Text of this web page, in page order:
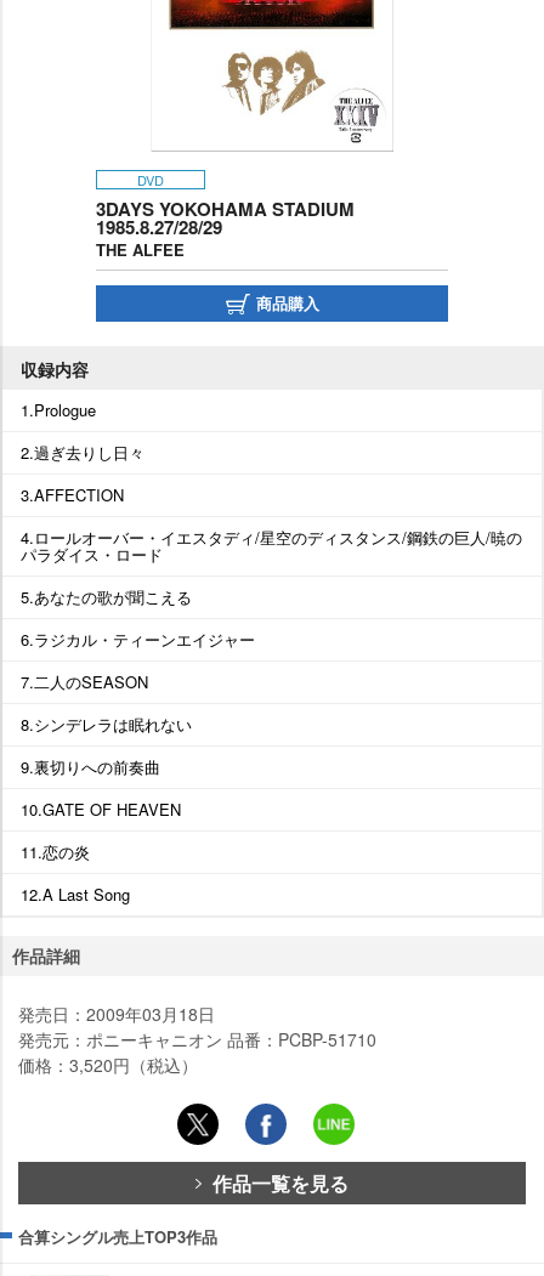
DVD
3DAYS YOKOHAMA STADIUM
1985.8.27/28/29
THE ALFEE
商品購入
収録内容
1.Prologue
2.過ぎ去りし日々
3.AFFECTION
4.ロールオーバー・イエスタディ/星空のディスタンス/鋼鉄の巨人/暁の
パラダイス・ロード
5.あなたの歌が聞こえる
6.ラジカル・ティーンエイジャー
7.二人のSEASON
8.シンデレラは眠れない
9.裏切りへの前奏曲
10.GATE OF HEAVEN
11.恋の炎
12.A Last Song
作品詳細
発売日：2009年03月18日
発売元：ポニーキャニオン 品番：PCBP-51710
価格：3,520円（税込）
作品一覧を見る
合算シングル売上TOP3作品